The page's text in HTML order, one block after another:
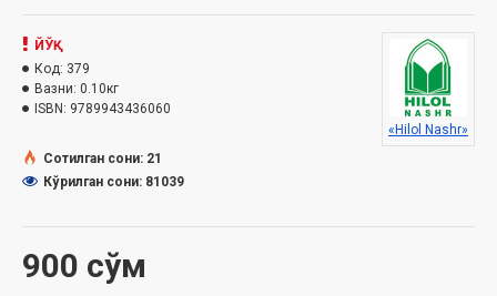
900 сўм
ЙЎҚ
Код: 379
Вазни: 0.10кг
ISBN: 9789943436060
«Hilol Nashr»
Сотилган сони: 21
Кўрилган сони: 81039